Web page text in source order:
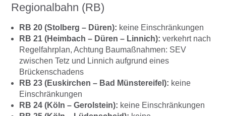
Regionalbahn (RB)
RB 20 (Stolberg – Düren): keine Einschränkungen
RB 21 (Heimbach – Düren – Linnich): verkehrt nach
Regelfahrplan, Achtung Baumaßnahmen: SEV
zwischen Tetz und Linnich aufgrund eines
Brückenschadens
RB 23 (Euskirchen – Bad Münstereifel): keine
Einschränkungen
RB 24 (Köln – Gerolstein): keine Einschränkungen